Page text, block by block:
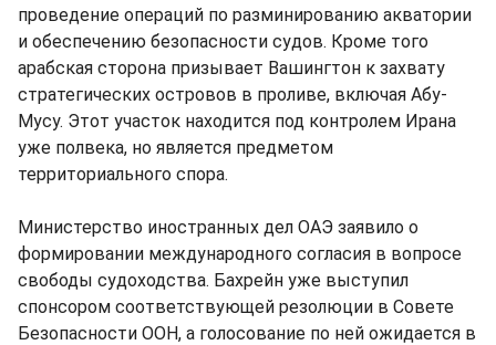
проведение операций по разминированию акватории
и обеспечению безопасности судов. Кроме того
арабская сторона призывает Вашингтон к захвату
стратегических островов в проливе, включая Абу-
Мусу. Этот участок находится под контролем Ирана
уже полвека, но является предметом
территориального спора.
Министерство иностранных дел ОАЭ заявило о
формировании международного согласия в вопросе
свободы судоходства. Бахрейн уже выступил
спонсором соответствующей резолюции в Совете
Безопасности ООН, а голосование по ней ожидается в